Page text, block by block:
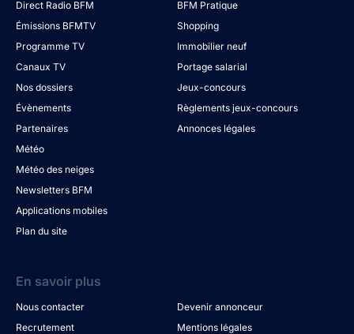
Direct Radio BFM
Émissions BFMTV
Programme TV
Canaux TV
Nos dossiers
Évènements
Partenaires
Météo
Météo des neiges
Newsletters BFM
Applications mobiles
Plan du site
BFM Pratique
Shopping
Immobilier neuf
Portage salarial
Jeux-concours
Règlements jeux-concours
Annonces légales
En savoir plus
Nous contacter
Devenir annonceur
Recrutement
Mentions légales